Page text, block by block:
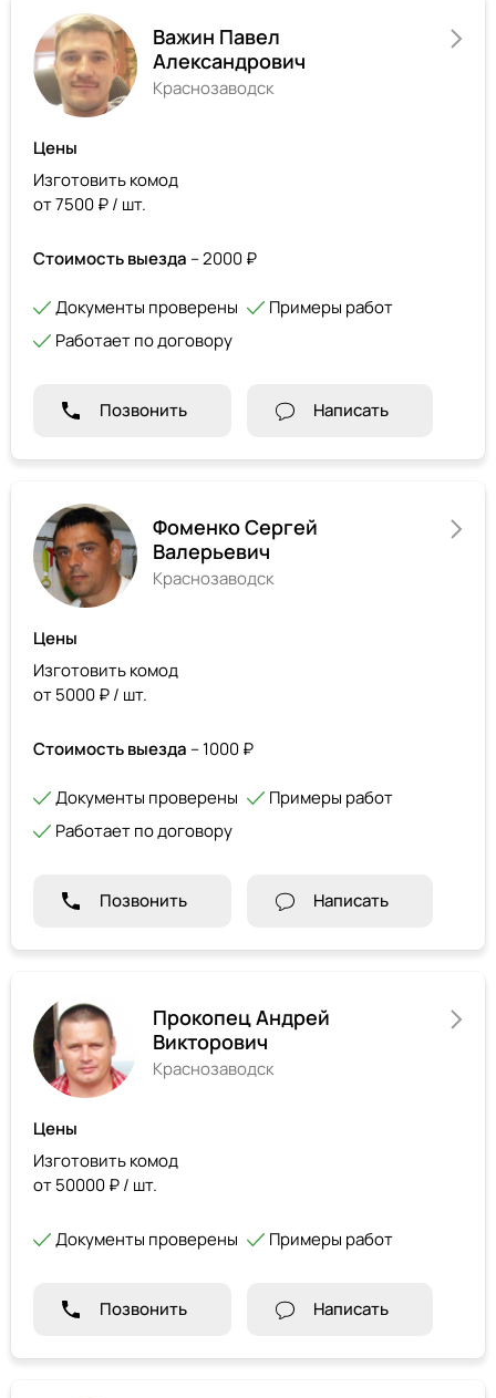
Важин Павел
Александрович
Краснозаводск
Цены
Изготовить комод
от 7500 ₽ / шт.
Стоимость выезда – 2000 ₽
Документы проверены
Примеры работ
Работает по договору
Позвонить Написать
Фоменко Сергей
Валерьевич
Краснозаводск
Цены
Изготовить комод
от 5000 ₽ / шт.
Стоимость выезда – 1000 ₽
Документы проверены
Примеры работ
Работает по договору
Позвонить Написать
Прокопец Андрей
Викторович
Краснозаводск
Цены
Изготовить комод
от 50000 ₽ / шт.
Документы проверены Примеры работ
Позвонить Написать